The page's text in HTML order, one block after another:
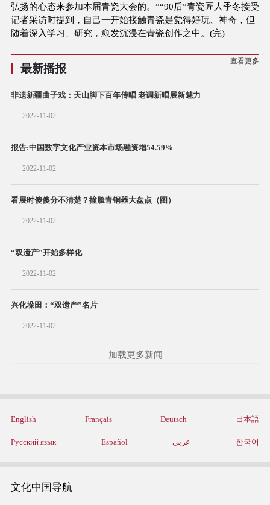
弘扬的心态来参加本届青瓷大会的。”“90后”青瓷匠人季冬接受
记者采访时提到，自己一开始接触青瓷是觉得好玩、神奇，但
随着深入学习、研究，愈发沉浸在青瓷创作之中。(完)
最新播报
查看更多
非遗新疆曲子戏：天山脚下百年传唱 老调新唱展新魅力
2022-11-02
报告:中国数字文化产业资本市场融资增54.59%
2022-11-02
看展时傻傻分不清楚？撞脸青铜器大盘点（图）
2022-11-02
“双遗产”开始多样化
2022-11-02
兴化垛田：“双遗产”名片
2022-11-02
加载更多新闻
English Français Deutsch 日本語
Русский язык Español عربي 한국어
文化中国导航